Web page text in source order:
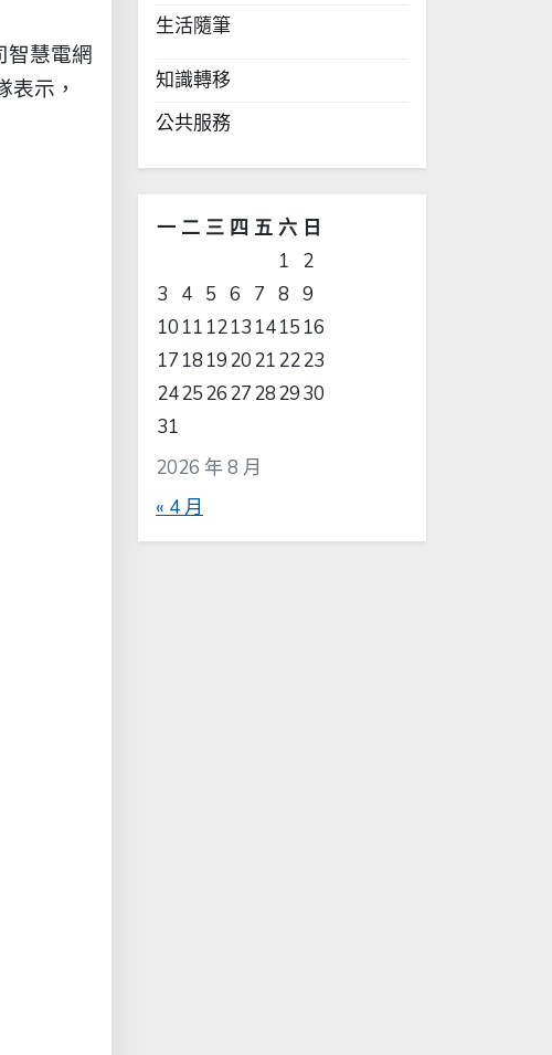
智慧電網
表示，
生活隨筆
知識轉移
公共服務
2026 年 8 月
一 二 三 四 五 六 日
1
2
3
4 5 6 7 8 9
10 11 1213 1415 16
17 18 1920212223
24252627282930
31
« 4 月